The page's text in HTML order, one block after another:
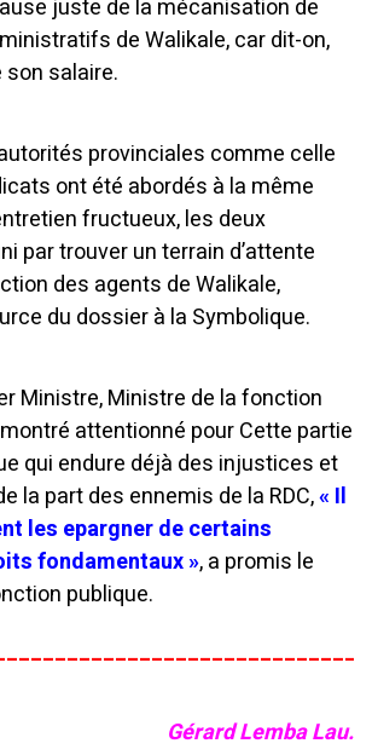
juste de la mécanisation de
de Walikale, car dit-on,
son salaire.
provinciales comme celle
ont été abordés à la même
fructueux, les deux
par trouver un terrain d’attente
des agents de Walikale,
du dossier à la Symbolique.
Ministre, Ministre de la fonction
attentionné pour Cette partie
qui endure déjà des injustices et
la part des ennemis de la RDC,« Il
les epargner de certains
fondamentaux », a promis le
publique.
Gérard Lemba Lau.